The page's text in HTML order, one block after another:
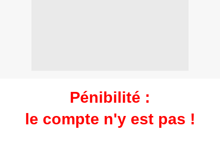
Pénibilité :
le compte n'y est pas !